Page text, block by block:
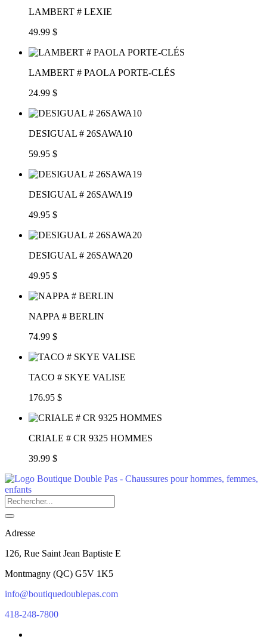
LAMBERT # LEXIE
49.99 $
LAMBERT # PAOLA PORTE-CLÉS
24.99 $
DESIGUAL # 26SAWA10
59.95 $
DESIGUAL # 26SAWA19
49.95 $
DESIGUAL # 26SAWA20
49.95 $
NAPPA # BERLIN
74.99 $
TACO # SKYE VALISE
176.95 $
CRIALE # CR 9325 HOMMES
39.99 $
Adresse
126, Rue Saint Jean Baptiste E
Montmagny (QC) G5V 1K5
info@boutiquedoublepas.com
418-248-7800